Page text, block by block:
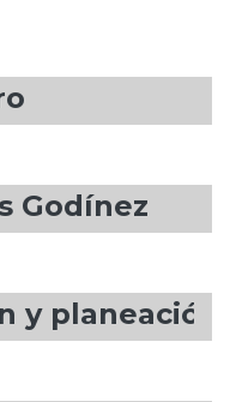
Godínez
y planeación